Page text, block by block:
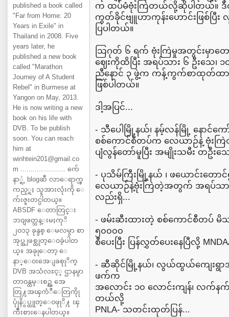
published a book called
"Far from Home: 20
Years in Exile" in
Thailand in 2008. Five
years later, he
published a new book
called "Marathon
Journey of A Student
Rebel" in Burmese at
Yangon on May, 2013.
He is now writing a new
book on his life with
DVB. To be publish
soon. You can reach
him at
winhtein201@gmail.co
m ...................... က်ေ
နာ္ရဲ့ blogဆီ လာေရာက္ၾ
ကည့္ရႈ သူအားလုံးကို ေ
က်းဇူးတင္ပါတယ္။
ABSDF ေတာတြင္း
ဘ၀ျဖတ္သန္းမႈကုိ
၂၀၁၃ ခုနွစ္ ေမလမွာ စာ
အုပ္အျဖစ္ထုတ္ေ၀ခဲ့ပါတ
ယ္။ အခုုေတာ့ ေ
နာ္ေ၀းအေျခစုုိက္
DVB အသံလႊင့္ ဌာနမွာ
တာ၀န္ထမ္းစဥ္က အေ
တြ႔အၾကံဳေတြကိုု
ပုုံနိွပ္ထုုတ္ေ၀ဖုုိ႔ ၾ
ကိဳးစားေနပါတယ္။
က ထပ်မံဗုံးကြဲတယ်လို့ဆိုပါတယ်။ ဒီ
ကွတ်ခိုင်ဗျူဟာကုန်းဟောင်းဖြစ်ပြီ
ပြပါတယ်။
သြဂုတ် ၆ ရက် ဗုံးကြဲမှုအတွင်းမှာတေ
ဈေးကိုထိပြီး အရပ်သား ၆ ဦးသေ
ညီနောင် ၃ ဖွဲ့က ကန့်ကွက်စာထုတ်ထ
ဖြစ်ပါတယ်။
ဒါ့အပြင်...
- သီပေါမြို့နယ်၊ နမ့်လန်မြို့ နောင်က
စစ်ကောင်စီတပ်က လေယာဉ်နဲ့ ဗုံးက
ပျံလွန်တော်မူပြီး အမျိုးသမီး တဦးသ
- ပုသိမ်ကြီးမြို့နယ် ၊ ဖယောင်းတေ
လေယာဉ်နဲ့ဗုံးကြဲတဲ့အတွက် အရပ်သာ
လည်းရှိ...
- ဖမ်းဆီးထားတဲ့ စစ်ကောင်စီတပ် မိ
၅၀၀၀၀
စီပေးပြီး ပြန်လွှတ်ပေးနေပြီလို့
- ဆီဆိုင်မြို့နယ်၊ လွယ်ထွယ်ကျေးရွာအ
ဖက်က
အလောင်း ၁၀ လောင်းကျန်၊ လက်န
တယ်လို့
PNLA- သတင်းထုတ်ပြန်...